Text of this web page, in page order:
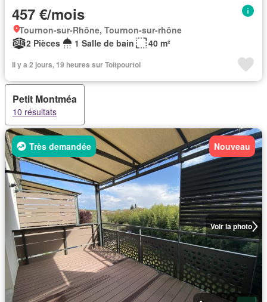
457 €/mois
Tournon-sur-Rhône, Tournon-sur-rhône
2 Pièces
1 Salle de bain 40 m²
Il y a 2 jours, 19 heures sur Toitpourtoi
Petit Montméa
10 résultats
Voir la photo
Très demandée Nouveau